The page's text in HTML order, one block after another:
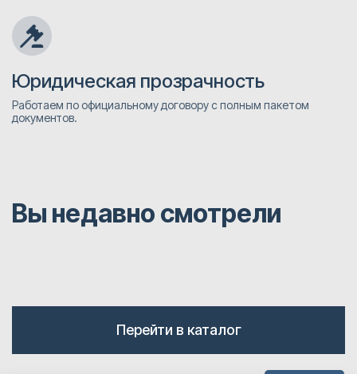
Юридическая прозрачность
Работаем по официальному договору с полным пакетом
документов.
Вы недавно смотрели
Перейти в каталог